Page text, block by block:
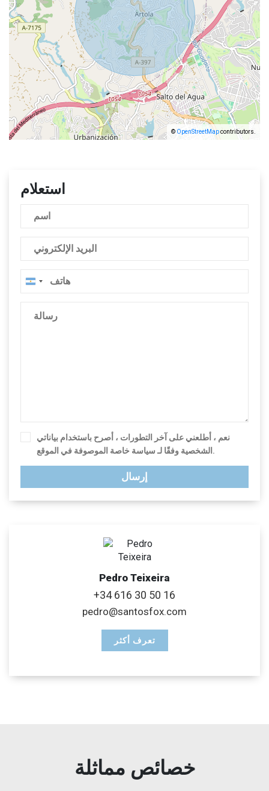
© OpenStreetMapcontributors.
استعلام
الأرجنتين
نعم ، أطلعني على آخر التطورات ، أصرح باستخدام بياناتي
الشخصية وفقًا لـ سياسة خاصة الموصوفة في الموقع.
إرسال
Pedro Teixeira
+34 616 30 50 16
pedro@santosfox.com
تعرف أكثر
خصائص مماثلة